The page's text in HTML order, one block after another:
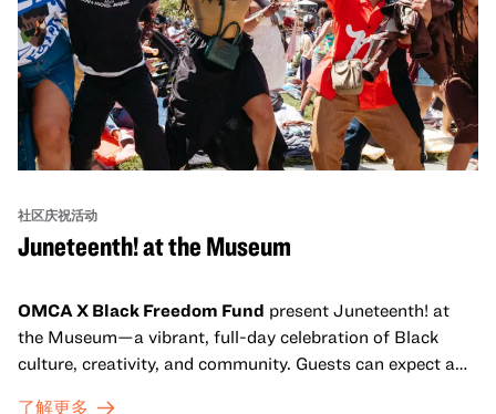
社区庆祝活动
Juneteenth! at the Museum
OMCA X Black Freedom Fund present Juneteenth! at
the Museum—a vibrant, full-day celebration of Black
culture, creativity, and community. Guests can expect a
了解更多